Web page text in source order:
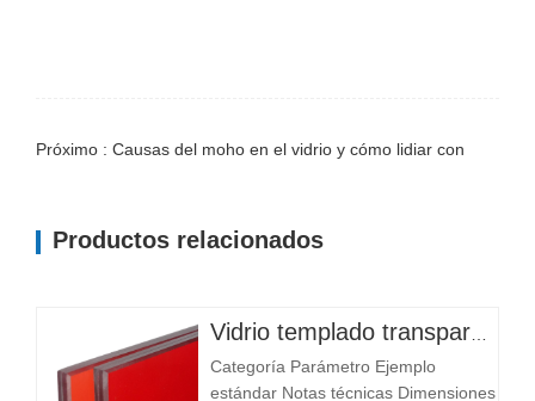
Próximo : Causas del moho en el vidrio y cómo lidiar con
Productos relacionados
Categoría Parámetro Ejemplo
estándar Notas técnicas Dimensiones